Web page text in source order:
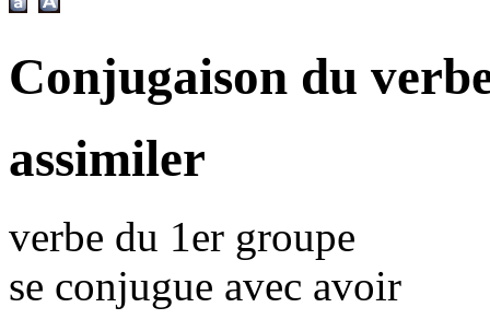
Conjugaison du
assimiler
verbe du 1er groupe
se conjugue avec avoir